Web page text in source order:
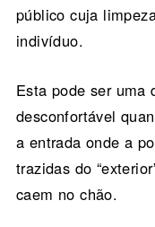
público cuja
indivíduo.
Esta pode ser uma
desconfortável
a entrada onde a
trazidas do
caem no chão.